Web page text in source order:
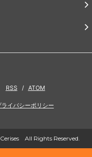
RSS / ATOM
ライバシーポリシー
All Rights Reserved.